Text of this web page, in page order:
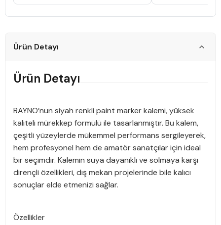
Ürün Detayı
Ürün Detayı
RAYNO’nun siyah renkli paint marker kalemi, yüksek
kaliteli mürekkep formülü ile tasarlanmıştır. Bu kalem,
çeşitli yüzeylerde mükemmel performans sergileyerek,
hem profesyonel hem de amatör sanatçılar için ideal
bir seçimdir. Kalemin suya dayanıklı ve solmaya karşı
dirençli özellikleri, dış mekan projelerinde bile kalıcı
sonuçlar elde etmenizi sağlar.
Özellikler